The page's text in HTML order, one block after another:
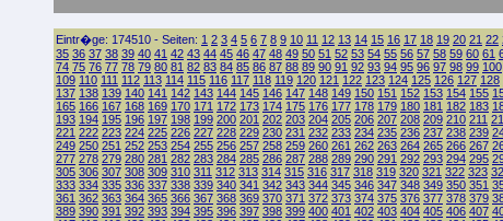
Eintr�ge: 174510 - Seiten: 1 2 3 4 5 6 7 8 9 10 11 12 13 14 15 16 17 18 19 20 21 22
35 36 37 38 39 40 41 42 43 44 45 46 47 48 49 50 51 52 53 54 55 56 57 58 59 60 61
74 75 76 77 78 79 80 81 82 83 84 85 86 87 88 89 90 91 92 93 94 95 96 97 98 99 100
109 110 111 112 113 114 115 116 117 118 119 120 121 122 123 124 125 126 127 128
137 138 139 140 141 142 143 144 145 146 147 148 149 150 151 152 153 154 155
165 166 167 168 169 170 171 172 173 174 175 176 177 178 179 180 181 182 183
193 194 195 196 197 198 199 200 201 202 203 204 205 206 207 208 209 210 211
221 222 223 224 225 226 227 228 229 230 231 232 233 234 235 236 237 238 239
249 250 251 252 253 254 255 256 257 258 259 260 261 262 263 264 265 266 267
277 278 279 280 281 282 283 284 285 286 287 288 289 290 291 292 293 294 295
305 306 307 308 309 310 311 312 313 314 315 316 317 318 319 320 321 322 323
333 334 335 336 337 338 339 340 341 342 343 344 345 346 347 348 349 350 351
361 362 363 364 365 366 367 368 369 370 371 372 373 374 375 376 377 378 379
389 390 391 392 393 394 395 396 397 398 399 400 401 402 403 404 405 406 407